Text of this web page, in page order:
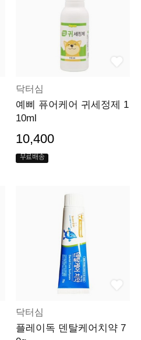
닥터심
예삐 퓨어케어 귀세정제 1
10ml
10,400
무료배송
닥터심
플레이독 덴탈케어치약 7